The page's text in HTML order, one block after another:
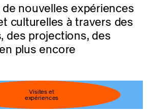
de nouvelles expériences
culturelles à travers des
des projections, des
plus encore
Visites et
expériences